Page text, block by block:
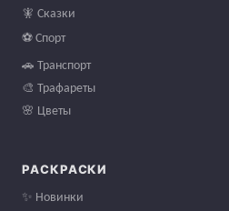
🧚 Сказки
⚽ Спорт
🚗 Транспорт
🎨 Трафареты
🌸 Цветы
РАСКРАСКИ
✨ Новинки